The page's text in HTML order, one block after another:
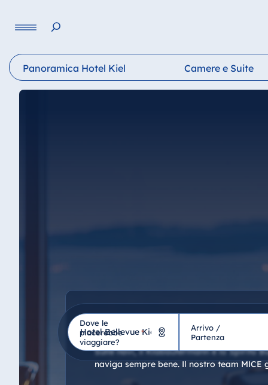
Panoramica Hotel Kiel Camere e Suite
Incontri e
Sulle navi, il Klabautermann è lo Spirito
naviga sempre bene. Il nostro team MICE
Dove le
piacerebbe
viaggiare?
*
Hotel
Germania
Arrivo /
Partenza